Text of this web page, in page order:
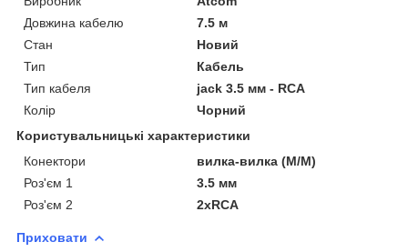
Довжина кабелю
7.5 м
Стан
Новий
Тип
Кабель
Тип кабеля
jack 3.5 мм - RCA
Колір
Чорний
Користувальницькі характеристики
Конектори
вилка-вилка (M/M)
Роз'єм 1
3.5 мм
Роз'єм 2
2хRCA
Приховати